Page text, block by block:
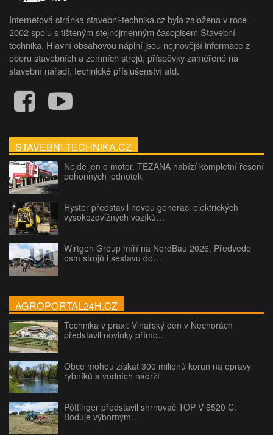
Internetová stránka stavebni-technika.cz byla založena v roce
2002 spolu s tišteným stejnojmenným časopisem Stavební
technika. Hlavní obsahovou náplní jsou nejnovější informace z
oboru stavebních a zemních strojů, příspěvky zaměřené na
stavební nářadí, technické příslušenství atd.
STAVEBNI-TECHNIKA.CZ
Nejde jen o motor. TEZANA nabízí kompletní řešení
pohonných jednotek
Hyster představil novou generaci elektrických
vysokozdvižných vozíků…
Wirtgen Group míří na NordBau 2026. Předvede
osm strojů i sestavu do…
AGROPORTAL24H.CZ
Technika v praxi: Vinařský den v Nechorách
představil novinky přímo…
Obce mohou získat 300 milionů korun na opravy
rybníků a vodních nádrží
Pöttinger představil shrnovač TOP V 6520 C:
Boduje výborným…